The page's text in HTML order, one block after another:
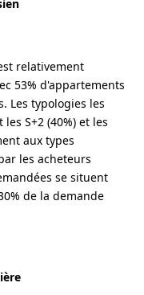
relativement
53% d'appartements
Les typologies les
S+2 (40%) et les
aux types
les acheteurs
se situent
de la demande